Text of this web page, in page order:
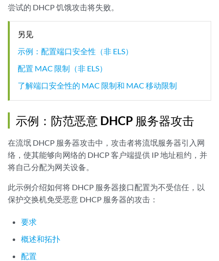
尝试的 DHCP 饥饿攻击将失败。
另见
示例：配置端口安全性（非 ELS）
配置 MAC 限制（非 ELS）
了解端口安全性的 MAC 限制和 MAC 移动限制
示例：防范恶意 DHCP 服务器攻击
在流氓 DHCP 服务器攻击中，攻击者将流氓服务器引入网
络，使其能够向网络的 DHCP 客户端提供 IP 地址租约，并
将自己分配为网关设备。
此示例介绍如何将 DHCP 服务器接口配置为不受信任，以
保护交换机免受恶意 DHCP 服务器的攻击：
要求
概述和拓扑
配置